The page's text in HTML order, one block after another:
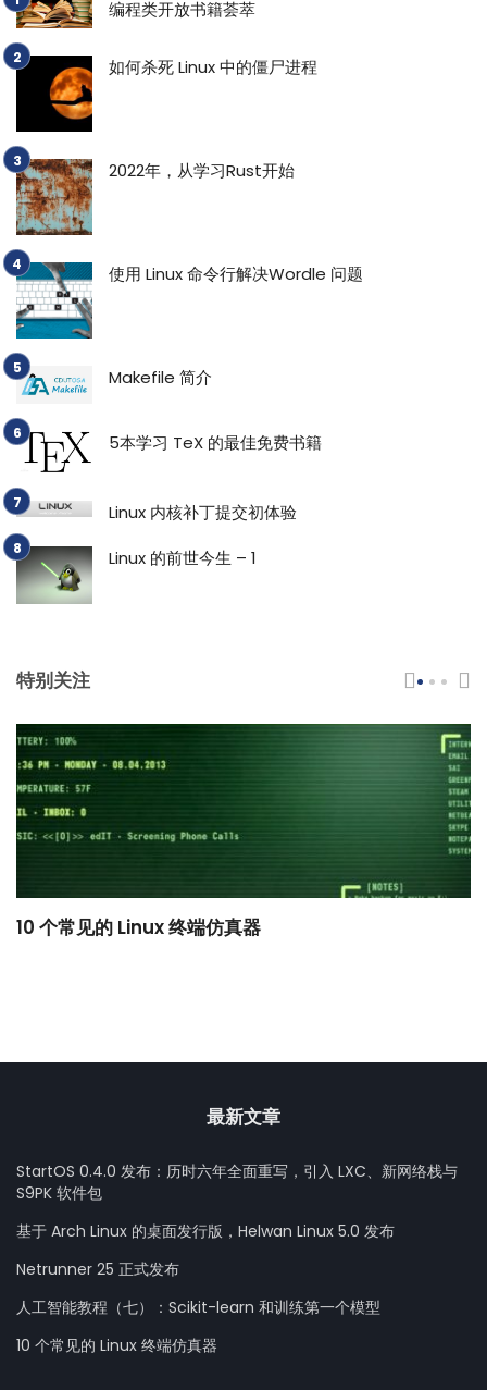
编程类开放书籍荟萃
如何杀死 Linux 中的僵尸进程
2022年，从学习Rust开始
使用 Linux 命令行解决Wordle 问题
Makefile 简介
5本学习 TeX 的最佳免费书籍
Linux 内核补丁提交初体验
Linux 的前世今生 – 1
特别关注
10 个常见的 Linux 终端仿真器
最新文章
StartOS 0.4.0 发布：历时六年全面重写，引入 LXC、新网络栈与
S9PK 软件包
基于 Arch Linux 的桌面发行版，Helwan Linux 5.0 发布
Netrunner 25 正式发布
人工智能教程（七）：Scikit-learn 和训练第一个模型
10 个常见的 Linux 终端仿真器